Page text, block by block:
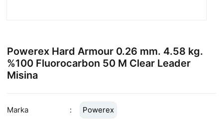
Powerex Hard Armour 0.26 mm. 4.58 kg.
%100 Fluorocarbon 50 M Clear Leader
Misina
Marka
Powerex